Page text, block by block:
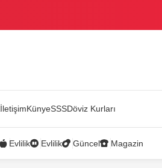
İletişimKünyeSSSDöviz Kurları
Evlilik Evlilik Güncel Magazin